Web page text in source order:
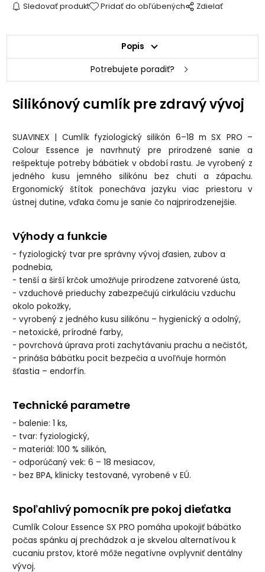
Sledovať produkt Pridať do obľúbených Zdielať
Popis
Potrebujete poradiť?
Silikónový cumlík pre zdravý vývoj
SUAVINEX | Cumlík fyziologický silikón 6–18 m SX PRO –
Colour Essence je navrhnutý pre prirodzené sanie a
rešpektuje potreby bábätiek v období rastu. Je vyrobený z
jedného kusu jemného silikónu bez chuti a zápachu.
Ergonomický štítok ponecháva jazyku viac priestoru v
ústnej dutine, vďaka čomu je sanie čo najprirodzenejšie.
Výhody a funkcie
- fyziologický tvar pre správny vývoj ďasien, zubov a
podnebia,
- tenší a širší krčok umožňuje prirodzene zatvorené ústa,
- vzduchové prieduchy zabezpečujú cirkuláciu vzduchu
okolo pokožky,
- vyrobený z jedného kusu silikónu – hygienický a odolný,
- netoxické, prírodné farby,
- povrchová úprava proti zachytávaniu prachu a nečistôt,
- prináša bábätku pocit bezpečia a uvoľňuje hormón
šťastia – endorfín.
Technické parametre
- balenie: 1 ks,
- tvar: fyziologický,
- materiál: 100 % silikón,
- odporúčaný vek: 6 – 18 mesiacov,
- bez BPA, klinicky testované, vyrobené v EÚ.
Spoľahlivý pomocník pre pokoj dieťatka
Cumlík Colour Essence SX PRO pomáha upokojiť bábätko
počas spánku aj prechádzok a je skvelou alternatívou k
cucaniu prstov, ktoré môže negatívne ovplyvniť dentálny
vývoj.